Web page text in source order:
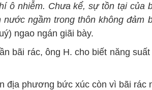
ô nhiễm. Chưa kể, sự tồn tại của
ngầm trong thôn không đảm
ngao ngán giãi bày.
bãi rác, ông H. cho biết năng
địa phương bức xúc còn vì bãi rác